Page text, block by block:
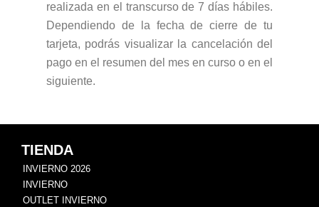
realizada en el transcurso de 7 días hábiles.
Dependiendo de la fecha de cierre de tu
tarjeta, podrás visualizar la cancelación del
pago en el resumen del mes en curso o en el
siguiente.
TIENDA
INVIERNO 2026
INVIERNO
OUTLET INVIERNO